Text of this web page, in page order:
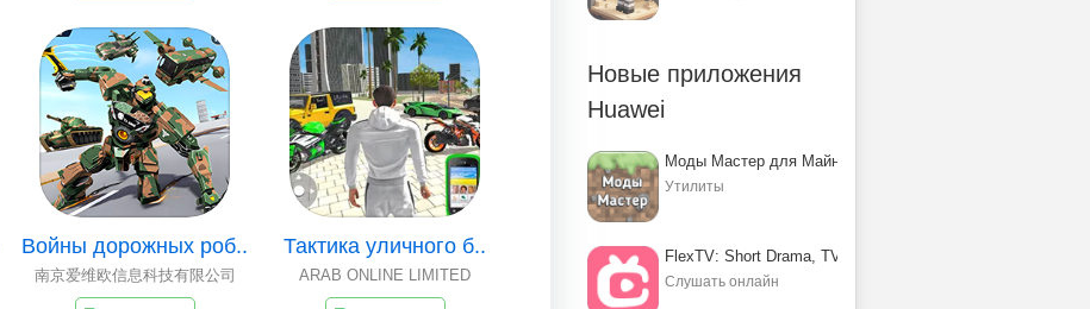
Войны дорожных роб..
南京爱维欧信息科技有限公司
Тактика уличного б..
ARAB ONLINE LIMITED
Новые приложения
Huawei
Моды Мастер для Майнкрафт ПЕ
Утилиты
FlexTV: Short Drama, TV, Reels
Слушать онлайн